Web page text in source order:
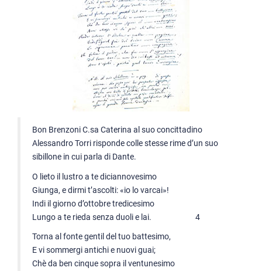
Bon Brenzoni C.sa Caterina al suo concittadino
Alessandro Torri risponde colle stesse rime d’un suo
sibillone in cui parla di Dante.
O lieto il lustro a te diciannovesimo
Giunga, e dirmi t’ascolti: «io lo varcai»!
Indi il giorno d’ottobre tredicesimo
Lungo a te rieda senza duoli e lai. 4
Torna al fonte gentil del tuo battesimo,
E vi sommergi antichi e nuovi guai;
Chè da ben cinque sopra il ventunesimo